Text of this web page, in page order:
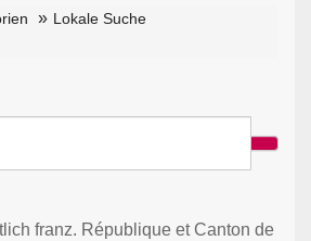
Lokale Suche
franz. République et Canton de